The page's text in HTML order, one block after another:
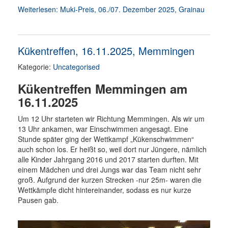
Weiterlesen: Muki-Preis, 06./07. Dezember 2025, Grainau
Kükentreﬀen, 16.11.2025, Memmingen
Kategorie: Uncategorised
Kükentreﬀen Memmingen am
16.11.2025
Um 12 Uhr starteten wir Richtung Memmingen. Als wir um
13 Uhr ankamen, war Einschwimmen angesagt. Eine
Stunde später ging der Wettkampf „Kükenschwimmen“
auch schon los. Er heißt so, weil dort nur Jüngere, nämlich
alle Kinder Jahrgang 2016 und 2017 starten durften. Mit
einem Mädchen und drei Jungs war das Team nicht sehr
groß. Aufgrund der kurzen Strecken -nur 25m- waren die
Wettkämpfe dicht hintereinander, sodass es nur kurze
Pausen gab.